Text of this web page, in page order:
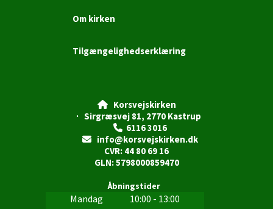
Om kirken
Tilgængelighedserklæring
Korsvejskirken
· Sirgræsvej 81, 2770 Kastrup
 6116 3016

info@korsvejskirken.dk
CVR: 44 80 69 16
GLN: 5798000859470
Åbningstider
Mandag
10:00 - 13:00